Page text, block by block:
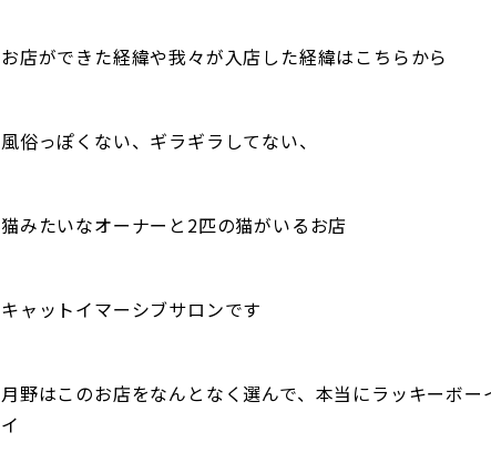
お店ができた経緯や我々が入店した経緯はこちらから
風俗っぽくない、ギラギラしてない、
猫みたいなオーナーと2匹の猫がいるお店
キャットイマーシブサロンです
月野はこのお店をなんとなく選んで、本当にラッキーボ
イ